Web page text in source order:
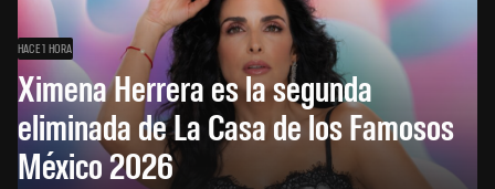
HACE 1 HORA
Ximena Herrera es la segunda
eliminada de La Casa de los Famosos
México 2026